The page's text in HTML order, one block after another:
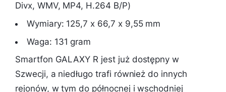
Divx, WMV, MP4, H.264 B/P)
Wymiary: 125,7 x 66,7 x 9,55 mm
Waga: 131 gram
Smartfon GALAXY R jest już dostępny w
Szwecji, a niedługo trafi również do innych
rejonów, w tym do północnej i wschodniej